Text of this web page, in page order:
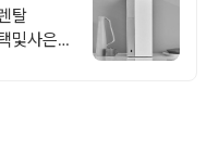
탈
및사은